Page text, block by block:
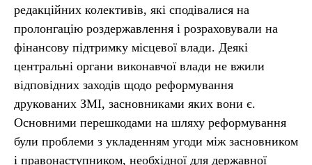
редакційних колективів, які сподівалися на
пролонгацію роздержавлення і розраховували на
фінансову підтримку місцевої влади. Деякі
центральні органи виконавчої влади не вжили
відповідних заходів щодо реформування
друкованих ЗМІ, засновниками яких вони є.
Основними перешкодами на шляху реформування
були проблеми з укладенням угоди між засновником
і правонаступником, необхідної для державної